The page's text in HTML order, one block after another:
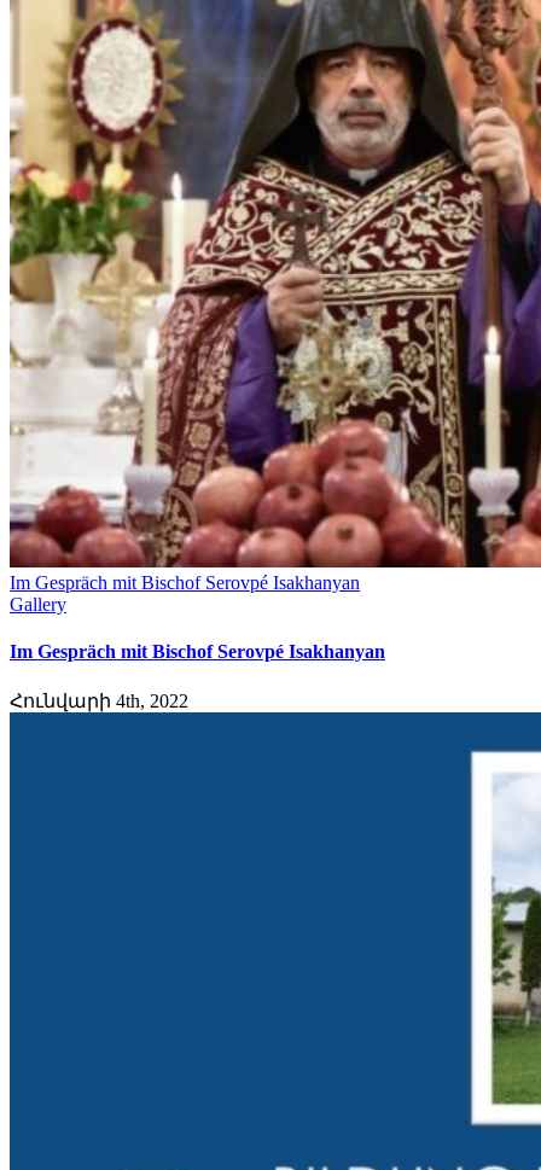
Im Gespräch mit Bischof Serovpé Isakhanyan
Gallery
Im Gespräch mit Bischof Serovpé Isakhanyan
Հունվարի 4th, 2022